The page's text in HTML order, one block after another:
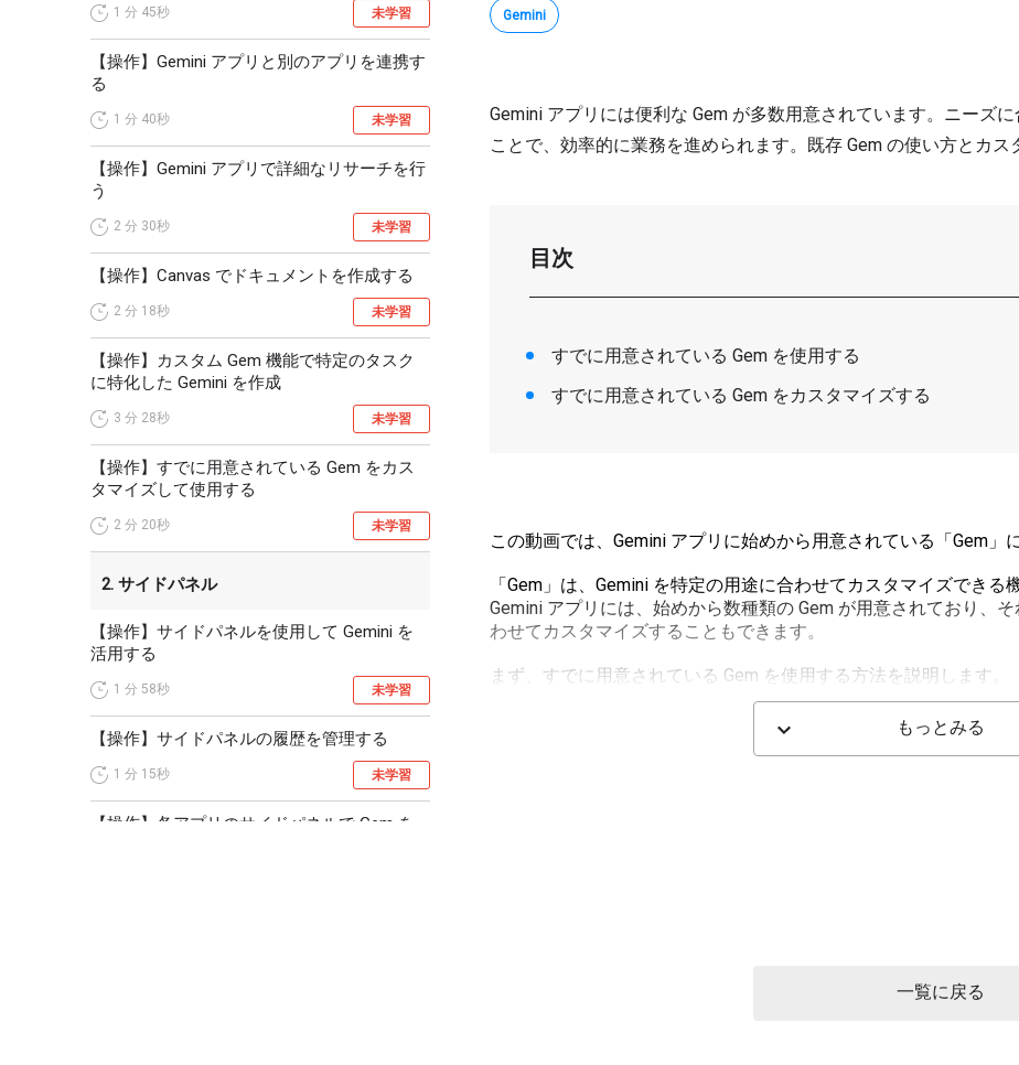
1 分 45秒 未学習
【操作】Gemini アプリと別のアプリを連携す
る
1 分 40秒 未学習
【操作】Gemini アプリで詳細なリサーチを行
う
2 分 30秒 未学習
【操作】Canvas でドキュメントを作成する
2 分 18秒 未学習
【操作】カスタム Gem 機能で特定のタスク
に特化した Gemini を作成
3 分 28秒 未学習
【操作】すでに用意されている Gem をカス
タマイズして使用する
2 分 20秒 未学習
2. サイドパネル
【操作】サイドパネルを使用して Gemini を
活用する
1 分 58秒 未学習
【操作】サイドパネルの履歴を管理する
1 分 15秒 未学習
【操作】各アプリのサイドパネルで Gem を
Gemini
Gemini アプリには便利な Gem が多数用意されています。ニーズ
ことで、効率的に業務を進められます。既存 Gem の使い方とカス
目次
すでに用意されている Gem を使用する
すでに用意されている Gem をカスタマイズする
この動画では、Gemini アプリに始めから用意されている「Gem」
「Gem」は、Gemini を特定の用途に合わせてカスタマイズできる
Gemini アプリには、始めから数種類の Gem が用意されており、
わせてカスタマイズすることもできます。
まず、すでに用意されている Gem を使用する方法を説明します。
画面左のメニューから「Gem」をクリックします。
「Google が作成した Gem」の一覧から、目的にあった Gem をク
使用したい Gem をクリックすると、チャット画面が開き、プロン
もっとみる
一覧に戻る